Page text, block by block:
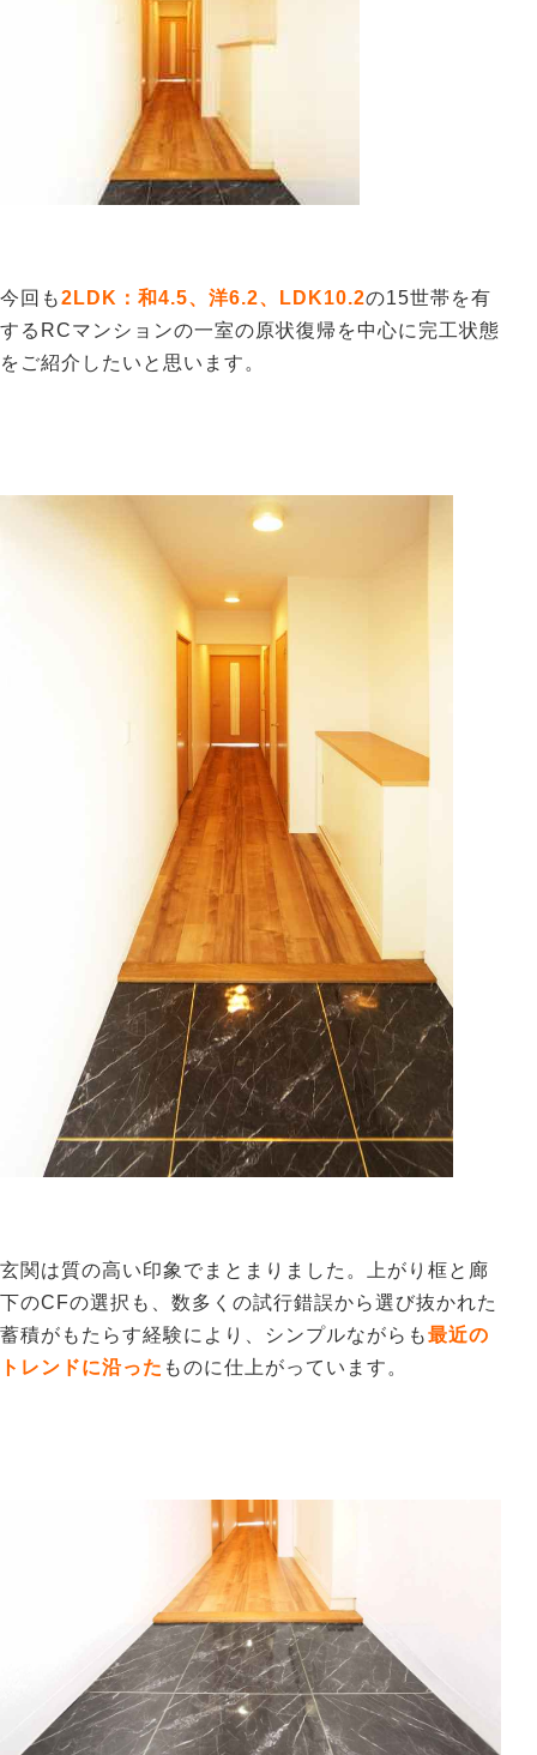
今回も2LDK：和4.5、洋6.2、LDK10.2の15世帯を有
するRCマンションの一室の原状復帰を中心に完工状態
をご紹介したいと思います。
玄関は質の高い印象でまとまりました。上がり框と廊
下のCFの選択も、数多くの試行錯誤から選び抜かれた
蓄積がもたらす経験により、シンプルながらも最近の
トレンドに沿った ものに仕上がっています。